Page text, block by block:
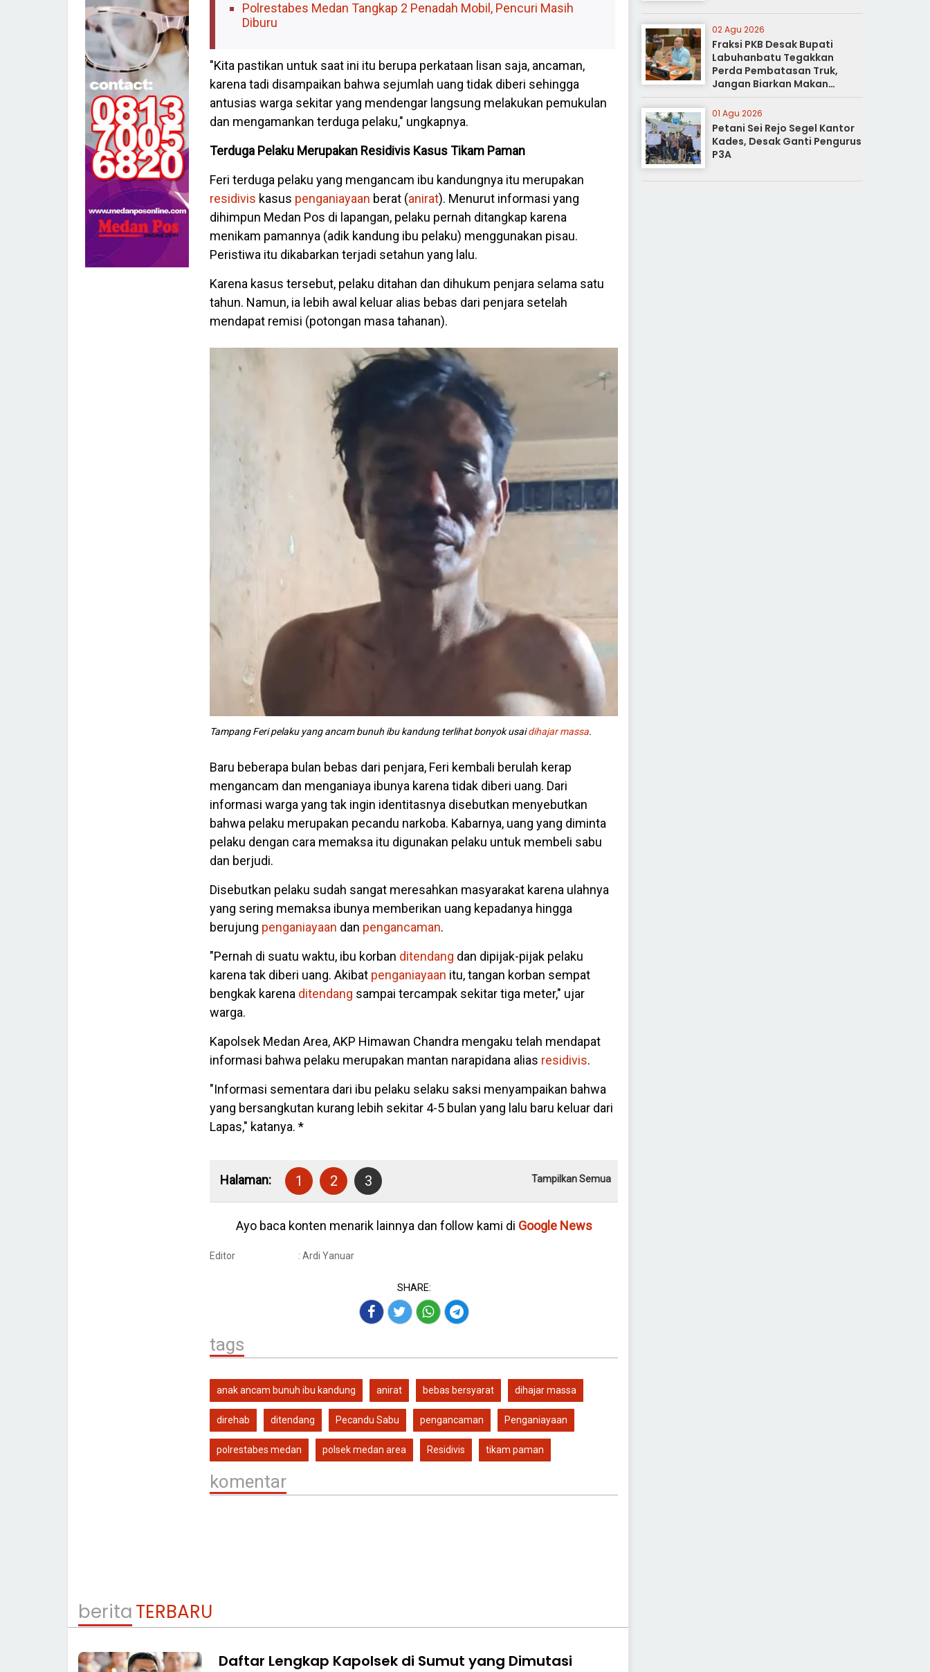
Polrestabes Medan Tangkap 2 Penadah Mobil, Pencuri Masih
Diburu
"Kita pastikan untuk saat ini itu berupa perkataan lisan saja, ancaman,
karena tadi disampaikan bahwa sejumlah uang tidak diberi sehingga
antusias warga sekitar yang mendengar langsung melakukan pemukulan
dan mengamankan terduga pelaku," ungkapnya.
Terduga Pelaku Merupakan Residivis Kasus Tikam Paman
Feri terduga pelaku yang mengancam ibu kandungnya itu merupakan
residivis kasus penganiayaan berat (anirat). Menurut informasi yang
dihimpun Medan Pos di lapangan, pelaku pernah ditangkap karena
menikam pamannya (adik kandung ibu pelaku) menggunakan pisau.
Peristiwa itu dikabarkan terjadi setahun yang lalu.
Karena kasus tersebut, pelaku ditahan dan dihukum penjara selama satu
tahun. Namun, ia lebih awal keluar alias bebas dari penjara setelah
mendapat remisi (potongan masa tahanan).
Tampang Feri pelaku yang ancam bunuh ibu kandung terlihat bonyok usaidihajar massa.
Baru beberapa bulan bebas dari penjara, Feri kembali berulah kerap
mengancam dan menganiaya ibunya karena tidak diberi uang. Dari
informasi warga yang tak ingin identitasnya disebutkan menyebutkan
bahwa pelaku merupakan pecandu narkoba. Kabarnya, uang yang diminta
pelaku dengan cara memaksa itu digunakan pelaku untuk membeli sabu
dan berjudi.
Disebutkan pelaku sudah sangat meresahkan masyarakat karena ulahnya
yang sering memaksa ibunya memberikan uang kepadanya hingga
berujung penganiayaan dan pengancaman.
"Pernah di suatu waktu, ibu korban ditendang dan dipijak-pijak pelaku
karena tak diberi uang. Akibat penganiayaan itu, tangan korban sempat
bengkak karena ditendang sampai tercampak sekitar tiga meter," ujar
warga.
Kapolsek Medan Area, AKP Himawan Chandra mengaku telah mendapat
informasi bahwa pelaku merupakan mantan narapidana alias residivis.
"Informasi sementara dari ibu pelaku selaku saksi menyampaikan bahwa
yang bersangkutan kurang lebih sekitar 4-5 bulan yang lalu baru keluar dari
Lapas," katanya. *
Halaman: 1 2 3 Tampilkan Semua
Ayo baca konten menarik lainnya dan follow kami di Google News
Editor : Ardi Yanuar
SHARE:
tags
anak ancam bunuh ibu kandung anirat bebas bersyarat dihajar massa
direhab ditendang Pecandu Sabu pengancaman Penganiayaan
polrestabes medan polsek medan area Residivis tikam paman
komentar
beritaTERBARU
Daftar Lengkap Kapolsek di Sumut yang Dimutasi
02 Agu 2026
Fraksi PKB Desak Bupati
Labuhanbatu Tegakkan
Perda Pembatasan Truk,
Jangan Biarkan Makan
Korban
01 Agu 2026
Petani Sei Rejo Segel Kantor
Kades, Desak Ganti Pengurus
P3A